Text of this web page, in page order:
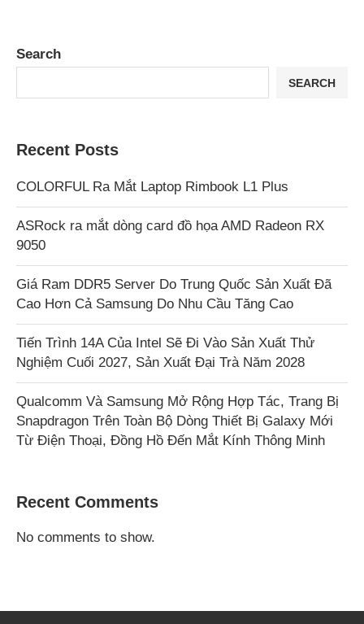
Search
SEARCH
Recent Posts
COLORFUL Ra Mắt Laptop Rimbook L1 Plus
ASRock ra mắt dòng card đồ họa AMD Radeon RX
9050
Giá Ram DDR5 Server Do Trung Quốc Sản Xuất Đã
Cao Hơn Cả Samsung Do Nhu Cầu Tăng Cao
Tiến Trình 14A Của Intel Sẽ Đi Vào Sản Xuất Thử
Nghiệm Cuối 2027, Sản Xuất Đại Trà Năm 2028
Qualcomm Và Samsung Mở Rộng Hợp Tác, Trang Bị
Snapdragon Trên Toàn Bộ Dòng Thiết Bị Galaxy Mới
Từ Điện Thoại, Đồng Hồ Đến Mắt Kính Thông Minh
Recent Comments
No comments to show.